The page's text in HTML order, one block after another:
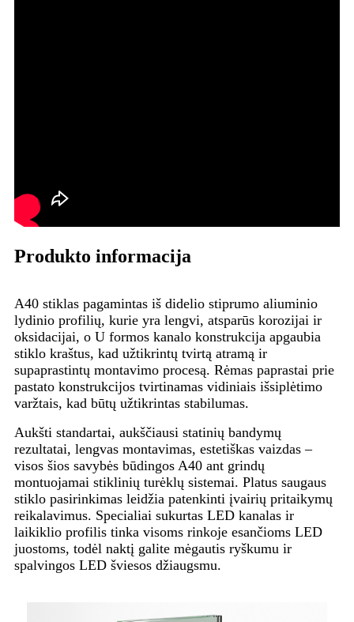
Produkto informacija
A40 stiklas pagamintas iš didelio stiprumo aliuminio
lydinio profilių, kurie yra lengvi, atsparūs korozijai ir
oksidacijai, o U formos kanalo konstrukcija apgaubia
stiklo kraštus, kad užtikrintų tvirtą atramą ir
supaprastintų montavimo procesą. Rėmas paprastai prie
pastato konstrukcijos tvirtinamas vidiniais išsiplėtimo
varžtais, kad būtų užtikrintas stabilumas.
Aukšti standartai, aukščiausi statinių bandymų
rezultatai, lengvas montavimas, estetiškas vaizdas –
visos šios savybės būdingos A40 ant grindų
montuojamai stiklinių turėklų sistemai. Platus saugaus
stiklo pasirinkimas leidžia patenkinti įvairių pritaikymų
reikalavimus. Specialiai sukurtas LED kanalas ir
laikiklio profilis tinka visoms rinkoje esančioms LED
juostoms, todėl naktį galite mėgautis ryškumu ir
spalvingos LED šviesos džiaugsmu.